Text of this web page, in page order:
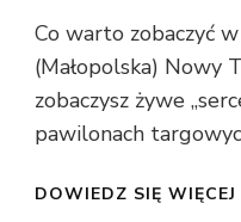
Co warto zobaczyć
(Małopolska) Nowy
zobaczysz żywe
pawilonach
DOWIEDZ SIĘ WIĘCEJ